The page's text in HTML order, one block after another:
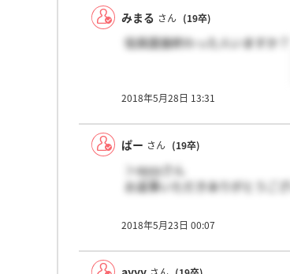
みまる さん (19卒)
役員面接終わった人いますか？
2018年5月28日 13:31
ぱー さん (19卒)
＞ayyyさん
お返事いただきありがとうござ
2018年5月23日 00:07